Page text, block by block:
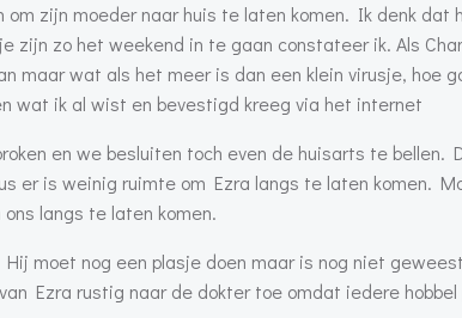
zijn moeder naar huis te laten komen. Ik denk dat
zo het weekend in te gaan constateer ik. Als
maar wat als het meer is dan een klein virusje, hoe
wat ik al wist en bevestigd kreeg via het internet
en we besluiten toch even de huisarts te bellen.
er is weinig ruimte om Ezra langs te laten komen.
langs te laten komen.
moet nog een plasje doen maar is nog niet
Ezra rustig naar de dokter toe omdat iedere